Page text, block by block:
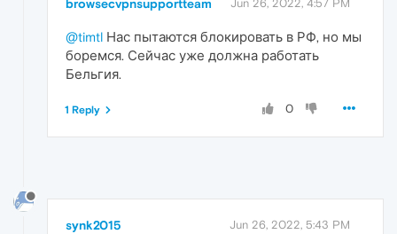
browsecvpnsupportteam Jun 26, 2022, 4:57 PM
@timtl Нас пытаются блокировать в РФ, но мы
боремся. Сейчас уже должна работать
Бельгия.
0
1 Reply
synk2015 Jun 26, 2022, 5:43 PM